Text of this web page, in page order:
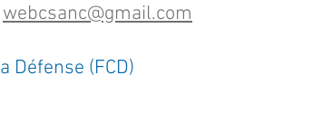
webcsanc@gmail.com
Défense (FCD)